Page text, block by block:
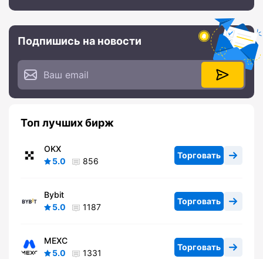
Подпишись на новости
Топ лучших бирж
OKX
5.0
856
Торговать
Bybit
5.0
1187
Торговать
MEXC
5.0
1331
Торговать